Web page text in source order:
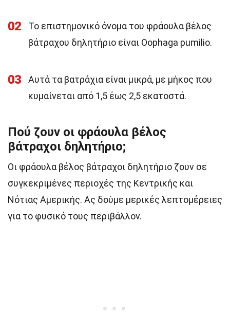
02
Το επιστημονικό όνομα του φράουλα βέλος
βάτραχου δηλητήριο είναι Oophaga pumilio.
03
Αυτά τα βατράχια είναι μικρά, με μήκος που
κυμαίνεται από 1,5 έως 2,5 εκατοστά.
Πού ζουν οι φράουλα βέλος
βάτραχοι δηλητήριο;
Οι φράουλα βέλος βάτραχοι δηλητήριο ζουν σε
συγκεκριμένες περιοχές της Κεντρικής και
Νότιας Αμερικής. Ας δούμε μερικές λεπτομέρειες
για το φυσικό τους περιβάλλον.